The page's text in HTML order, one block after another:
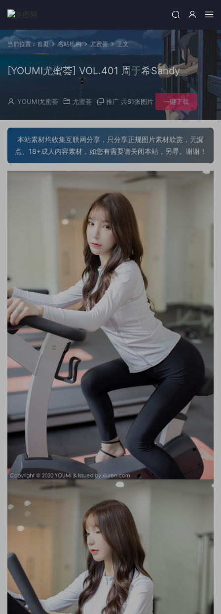
当前位置： 首页 名站机构 尤蜜荟 正文
[YOUMI尤蜜荟] VOL.401 周于希Sandy
YOUMI尤蜜荟 尤蜜荟 推广 共61张图片 一键下载
本站素材均收集互联网分享，只分享正规图片素材欣赏，无漏
点、18+成人内容素材，如您有需要请关闭本站，另寻。谢谢！